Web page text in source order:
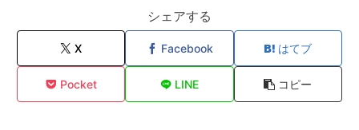
シェアする
X Facebook はてブ
Pocket LINE コピー